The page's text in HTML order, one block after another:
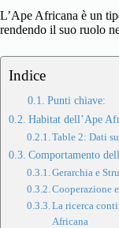
L’Ape Africana è un
rendendo il suo ruolo
Indice
Punti chiave:
Habitat dell’Ape
Table 2: Dati
Comportamento
Gerarchia e
Cooperazione
La ricerca
Africana